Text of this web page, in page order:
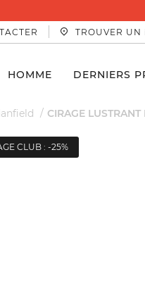
TROUVER UN
HOMME DERNIERS
CIRAGE LUSTRANT
CLUB : -25%